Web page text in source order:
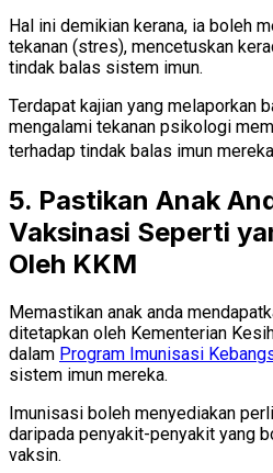
Hal ini demikian kerana, ia boleh
tekanan (stres), mencetuskan
tindak balas sistem imun.
Terdapat kajian yang melaporkan
mengalami tekanan psikologi
terhadap tindak balas imun
5. Pastikan Anak
Vaksinasi Seperti
Oleh KKM
Memastikan anak anda
ditetapkan oleh Kementerian
dalam Program Imunisasi
sistem imun mereka.
Imunisasi boleh menyediakan
daripada penyakit-penyakit yang
vaksin.